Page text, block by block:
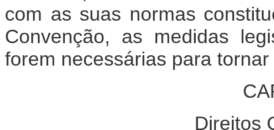
com as suas normas
Convenção, as medidas
forem necessárias para
Direitos